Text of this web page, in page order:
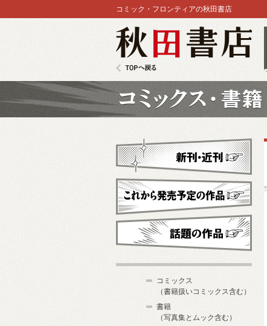
コミック・フロンティアの秋田書店
新刊・近刊
これから発売予定
コミックス
（書籍扱いコミックス含む）
書籍
（写真集とムック含む）